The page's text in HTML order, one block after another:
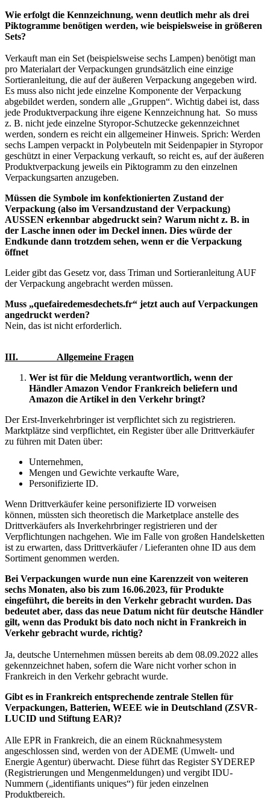
Wie erfolgt die Kennzeichnung, wenn deutlich mehr als drei
Piktogramme benötigen werden, wie beispielsweise in größeren
Sets?
Verkauft man ein Set (beispielsweise sechs Lampen) benötigt man
pro Materialart der Verpackungen grundsätzlich eine einzige
Sortieranleitung, die auf der äußeren Verpackung angegeben wird.
Es muss also nicht jede einzelne Komponente der Verpackung
abgebildet werden, sondern alle „Gruppen“. Wichtig dabei ist, dass
jede Produktverpackung ihre eigene Kennzeichnung hat. So muss
z. B. nicht jede einzelne Styropor-Schutzecke gekennzeichnet
werden, sondern es reicht ein allgemeiner Hinweis. Sprich: Werden
sechs Lampen verpackt in Polybeuteln mit Seidenpapier in Styropor
geschützt in einer Verpackung verkauft, so reicht es, auf der äußeren
Produktverpackung jeweils ein Piktogramm zu den einzelnen
Verpackungsarten anzugeben.
Müssen die Symbole im konfektionierten Zustand der
Verpackung (also im Versandzustand der Verpackung)
AUSSEN erkennbar abgedruckt sein? Warum nicht z. B. in
der Lasche innen oder im Deckel innen. Dies würde der
Endkunde dann trotzdem sehen, wenn er die Verpackung
öffnet
Leider gibt das Gesetz vor, dass Triman und Sortieranleitung AUF
der Verpackung angebracht werden müssen.
Muss „quefairedemesdechets.fr“ jetzt auch auf Verpackungen
angedruckt werden?
Nein, das ist nicht erforderlich.
III. Allgemeine Fragen
Wer ist für die Meldung verantwortlich, wenn der
Händler Amazon Vendor Frankreich beliefern und
Amazon die Artikel in den Verkehr bringt?
Der Erst-Inverkehrbringer ist verpflichtet sich zu registrieren.
Marktplätze sind verpflichtet, ein Register über alle Drittverkäufer
zu führen mit Daten über:
Unternehmen,
Mengen und Gewichte verkaufte Ware,
Personifizierte ID.
Wenn Drittverkäufer keine personifizierte ID vorweisen
können, müssten sich theoretisch die Marketplace anstelle des
Drittverkäufers als Inverkehrbringer registrieren und der
Verpflichtungen nachgehen. Wie im Falle von großen Handelsketten
ist zu erwarten, dass Drittverkäufer / Lieferanten ohne ID aus dem
Sortiment genommen werden.
Bei Verpackungen wurde nun eine Karenzzeit von weiteren
sechs Monaten, also bis zum 16.06.2023, für Produkte
eingeführt, die bereits in den Verkehr gebracht wurden. Das
bedeutet aber, dass das neue Datum nicht für deutsche Händler
gilt, wenn das Produkt bis dato noch nicht in Frankreich in
Verkehr gebracht wurde, richtig?
Ja, deutsche Unternehmen müssen bereits ab dem 08.09.2022 alles
gekennzeichnet haben, sofern die Ware nicht vorher schon in
Frankreich in den Verkehr gebracht wurde.
Gibt es in Frankreich entsprechende zentrale Stellen für
Verpackungen, Batterien, WEEE wie in Deutschland (ZSVR-
LUCID und Stiftung EAR)?
Alle EPR in Frankreich, die an einem Rücknahmesystem
angeschlossen sind, werden von der ADEME (Umwelt- und
Energie Agentur) überwacht. Diese führt das Register SYDEREP
(Registrierungen und Mengenmeldungen) und vergibt IDU-
Nummern („identifiants uniques“) für jeden einzelnen
Produktbereich.